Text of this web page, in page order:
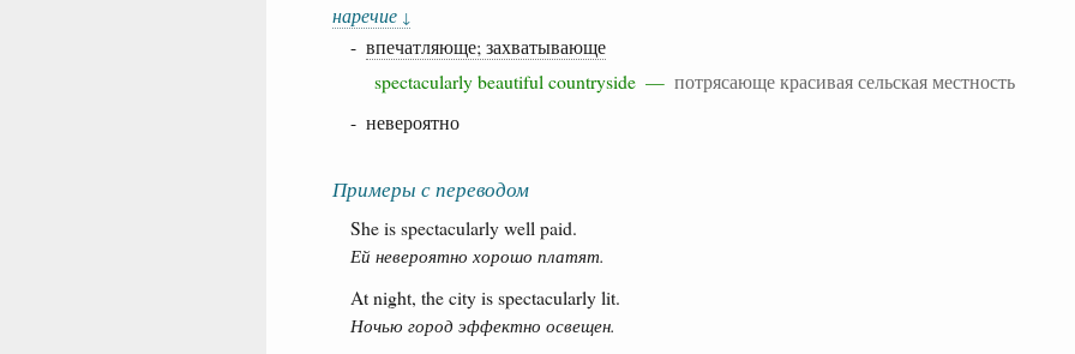
наречие ↓
- впечатляюще; захватывающе
spectacularly beautiful countryside — потрясающе красивая сельская местность
- невероятно
Примеры с переводом
She is spectacularly well paid.
Ей невероятно хорошо платят.
At night, the city is spectacularly lit.
Ночью город эффектно освещен.